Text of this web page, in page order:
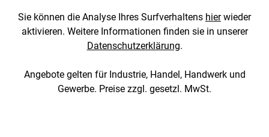
Sie können die Analyse Ihres Surfverhaltens hierwieder
aktivieren. Weitere Informationen finden sie in unserer
Datenschutzerklärung.
Angebote gelten für Industrie, Handel, Handwerk und
Gewerbe. Preise zzgl. gesetzl. MwSt.